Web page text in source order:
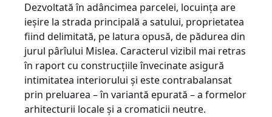
Dezvoltată în adâncimea parcelei, locuința are
ieșire la strada principală a satului, proprietatea
fiind delimitată, pe latura opusă, de pădurea din
jurul pârîului Mislea. Caracterul vizibil mai retras
în raport cu construcțiile învecinate asigură
intimitatea interiorului și este contrabalansat
prin preluarea – în variantă epurată – a formelor
arhitecturii locale și a cromaticii neutre.